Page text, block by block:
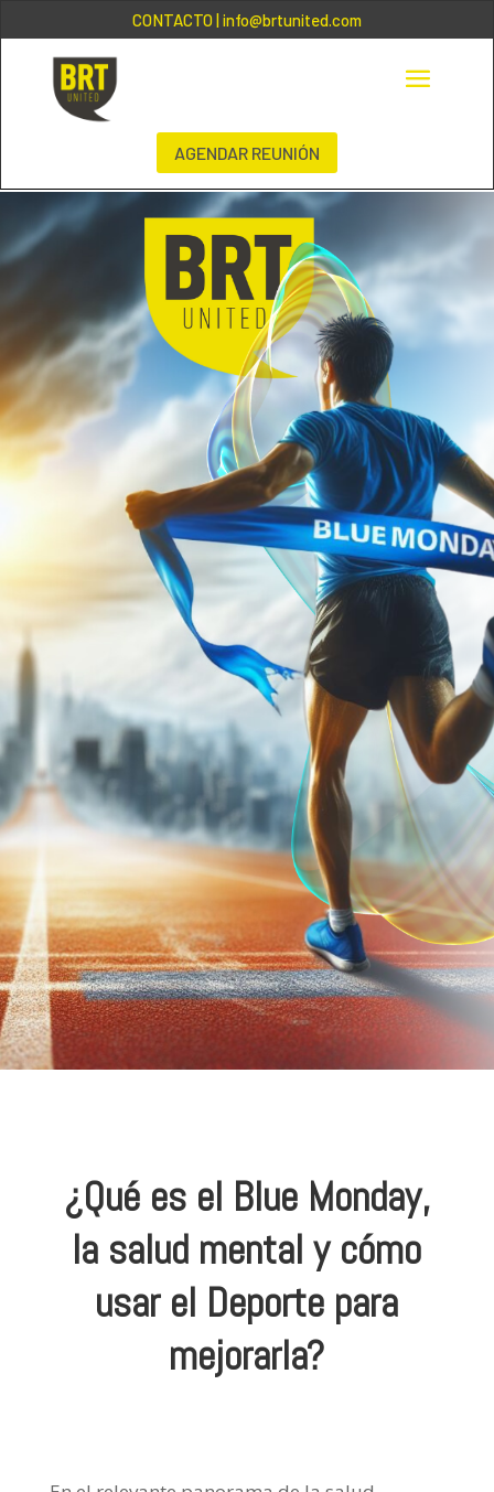
CONTACTO | info@brtunited.com
AGENDAR REUNIÓN
¿Qué es el Blue Monday,
la salud mental y cómo
usar el Deporte para
mejorarla?